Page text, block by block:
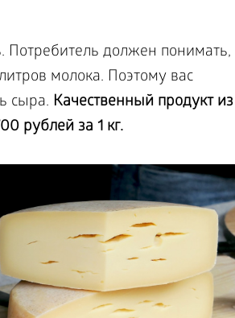
Потребитель должен понимать,
молока. Поэтому вас
сыра. Качественный продукт из
рублей за 1 кг.